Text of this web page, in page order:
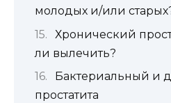
молодых и/или
Хронический
ли вылечить?
Бактериальный и
простатита